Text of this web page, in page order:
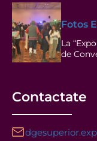
Fotos
La
de
Contactate